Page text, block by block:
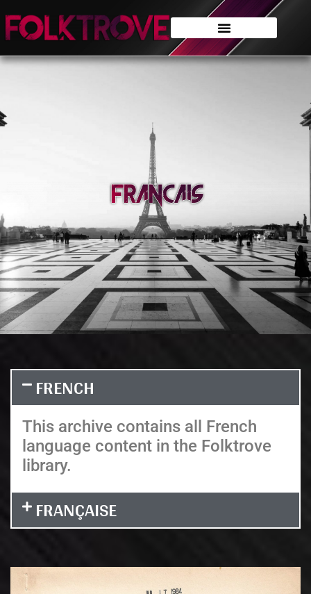
FRENCH
This archive contains all French
language content in the Folktrove
library.
FRANÇAISE